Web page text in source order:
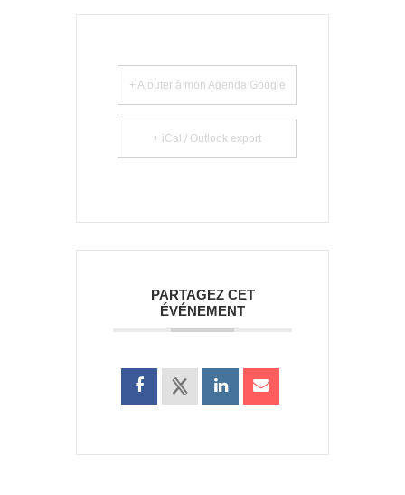
+ Ajouter à mon Agenda Google
+ iCal / Outlook export
PARTAGEZ CET
ÉVÉNEMENT